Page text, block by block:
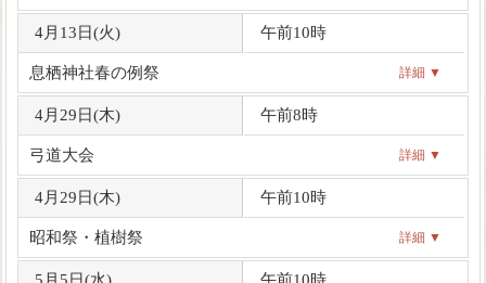
4月13日(火) 午前10時
息栖神社春の例祭 詳細 ▼
4月29日(木) 午前8時
弓道大会 詳細 ▼
4月29日(木) 午前10時
昭和祭・植樹祭 詳細 ▼
5月5日(水) 午前10時